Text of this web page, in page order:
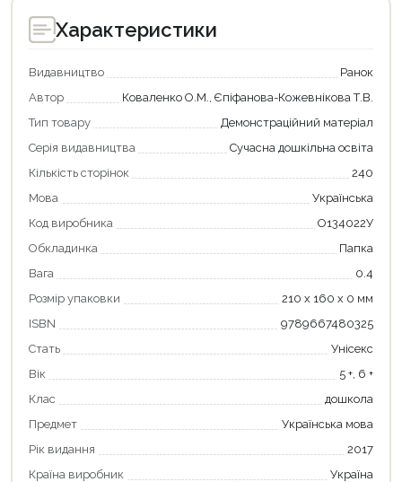
Характеристики
Видавництво
Ранок
Автор
Коваленко О.М., Єпіфанова-Кожевнікова Т.В.
Тип товару
Демонстраційний матеріал
Серія видавництва
Сучасна дошкільна освіта
Кількість сторінок
240
Мова
Українська
Код виробника
О134022У
Обкладинка
Папка
Вага
0.4
Розмір упаковки
210 х 160 х 0 мм
ISBN
9789667480325
Стать
Унісекс
Вік
5 +, 6 +
Клас
дошкола
Предмет
Українська мова
Рік видання
2017
Країна виробник
Україна
Продовжити покупки